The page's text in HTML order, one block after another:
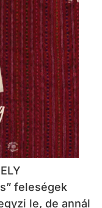
feleségek
le, de annál